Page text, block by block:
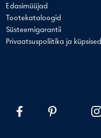
Edasimüüjad
Tootekataloogid
Süsteemigarantii
Privaatsuspoliitika ja küpsised